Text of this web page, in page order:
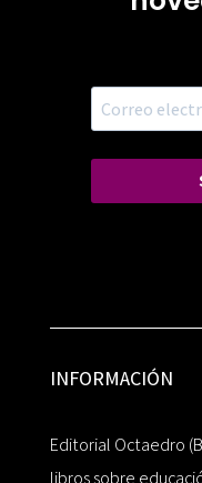
INFORMACIÓN
Editorial Octaedro
libros sobre